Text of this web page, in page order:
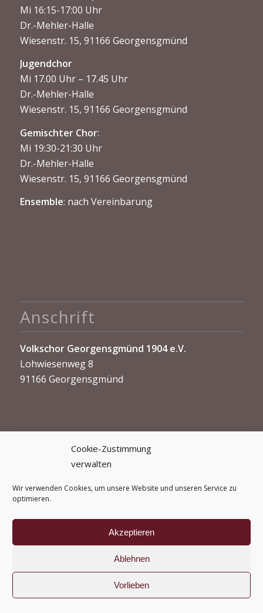
Cookie-Zustimmung
verwalten
Wir verwenden Cookies, um unsere Website und unseren Service zu
optimieren.
Akzeptieren
Ablehnen
Vorlieben
Mi 16:15-17:00 Uhr
Dr.-Mehler-Halle
Wiesenstr. 15, 91166 Georgensgmünd
Jugendchor
Mi 17.00 Uhr – 17.45 Uhr
Dr.-Mehler-Halle
Wiesenstr. 15, 91166 Georgensgmünd
Gemischter Chor:
Mi 19:30-21:30 Uhr
Dr.-Mehler-Halle
Wiesenstr. 15, 91166 Georgensgmünd
Ensemble: nach Vereinbarung
Anschrift
Volkschor Georgensgmünd 1904 e.V.
Lohwiesenweg 8
91166 Georgensgmünd
Kontakt
info@volkschor-georgensgmuend.de
MvMDesign Georgensgmünd
Impressum
Datenschutz Satzung Login Intern